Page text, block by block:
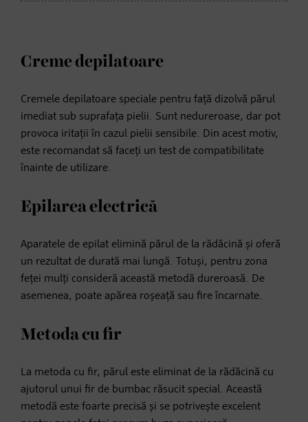
Creme depilatoare
Cremele depilatoare speciale pentru față dizolvă părul
imediat sub suprafața pielii. Sunt nedureroase, dar pot
provoca iritații în cazul pielii sensibile. Din acest motiv,
este recomandat să faceți un test de compatibilitate
înainte de utilizare.
Epilarea electrică
Aparatele de epilat elimină părul de la rădăcină și oferă
un rezultat de durată mai lungă. Totuși, pentru zona
feței mulți consideră această metodă dureroasă. De
asemenea, poate apărea roșeață sau fire încarnate.
Metoda cu fir
La metoda cu fir, părul este eliminat de la rădăcină cu
ajutorul unui fir de bumbac răsucit special. Această
metodă este foarte precisă și se potrivește excelent